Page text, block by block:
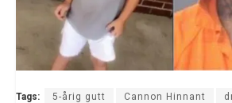
Tags: 5-årig gutt Cannon Hinnant